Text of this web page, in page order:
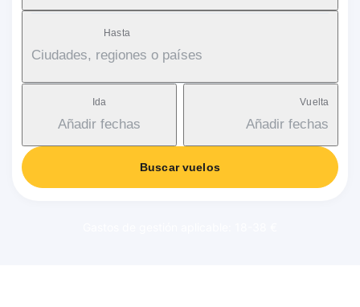
Hasta
Ciudades, regiones o países
Ida
Añadir fechas
Vuelta
Añadir fechas
Buscar vuelos